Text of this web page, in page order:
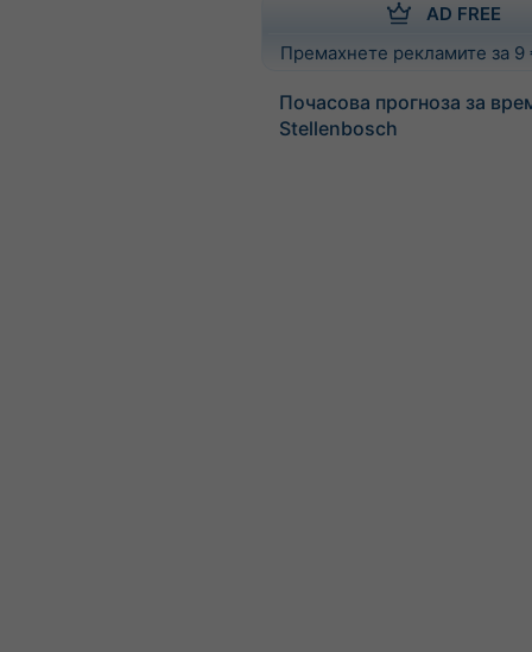
AD FREE
Премахнете рекламите за
Почасова прогноза за
Stellenbosch